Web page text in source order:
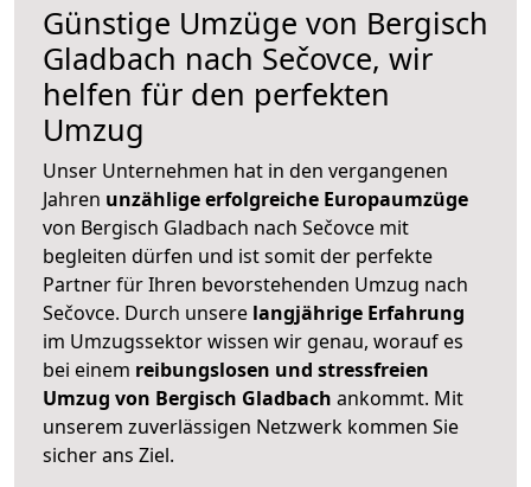
Günstige Umzüge von Bergisch
Gladbach nach Sečovce, wir
helfen für den perfekten
Umzug
Unser Unternehmen hat in den vergangenen
Jahren unzählige erfolgreiche Europaumzüge
von Bergisch Gladbach nach Sečovce mit
begleiten dürfen und ist somit der perfekte
Partner für Ihren bevorstehenden Umzug nach
Sečovce. Durch unsere langjährige Erfahrung
im Umzugssektor wissen wir genau, worauf es
bei einem reibungslosen und stressfreien
Umzug von Bergisch Gladbach ankommt. Mit
unserem zuverlässigen Netzwerk kommen Sie
sicher ans Ziel.